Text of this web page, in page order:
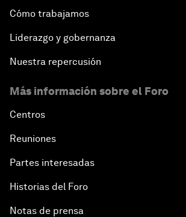
Cómo trabajamos
Liderazgo y gobernanza
Nuestra repercusión
Más información sobre el Foro
Centros
Reuniones
Partes interesadas
Historias del Foro
Notas de prensa